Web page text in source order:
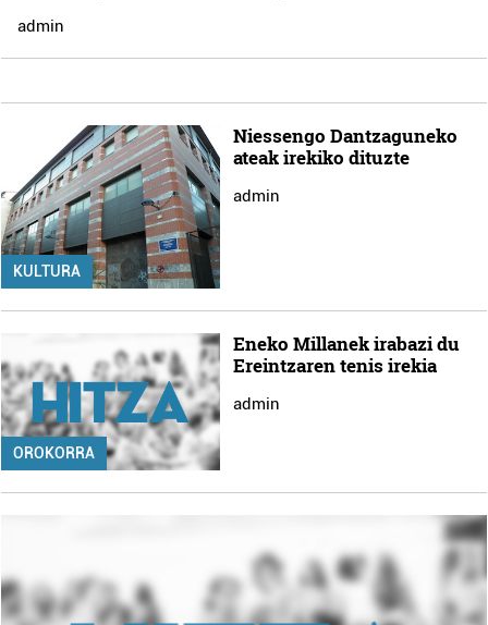
admin
KULTURA
Niessengo Dantzaguneko
ateak irekiko dituzte
admin
OROKORRA
Eneko Millanek irabazi du
Ereintzaren tenis irekia
admin